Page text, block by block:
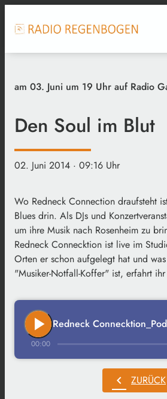
am 03. Juni um 19 Uhr auf Radio
Den Soul im Blut
02. Juni 2014 · 09:16 Uhr
Wo Redneck Connection draufsteht
Blues drin. Als DJs und
um ihre Musik nach Rosenheim zu
Redneck Connecktion ist live im
Orten er schon aufgelegt hat und
"Musiker-Notfall-Koffer" ist, erfahrt
play_arrow Redneck
00:00
chevron_left ZURÜCK